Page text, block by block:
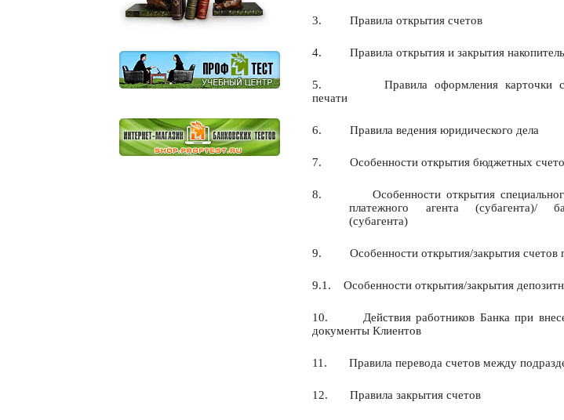
3. Правила открытия счетов
4. Правила открытия и закрытия
5.
Правила оформления карточки
печати
6. Правила ведения юридического дела
7. Особенности открытия бюджетных
8.
Особенности открытия
платежного агента (субагента)/
(субагента)
9. Особенности открытия/закрытия счетов
9.1. Особенности открытия/закрытия
10.
Действия работников Банка при
документы Клиентов
11. Правила перевода счетов между
12. Правила закрытия счетов